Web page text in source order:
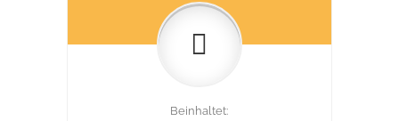
Beinhaltet: